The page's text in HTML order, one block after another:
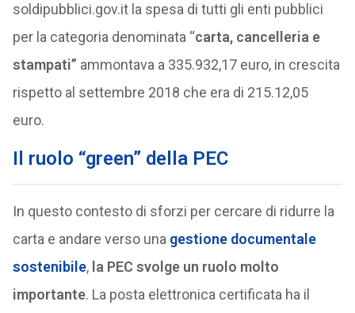
soldipubblici.gov.it la spesa di tutti gli enti pubblici
per la categoria denominata “carta, cancelleria e
stampati” ammontava a 335.932,17 euro, in crescita
rispetto al settembre 2018 che era di 215.12,05
euro.
Il ruolo “green” della PEC
In questo contesto di sforzi per cercare di ridurre la
carta e andare verso una gestione documentale
sostenibile, la PEC svolge un ruolo molto
importante. La posta elettronica certificata ha il